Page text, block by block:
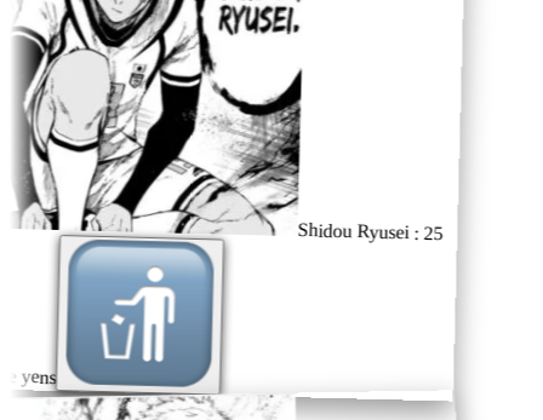
Shidou Ryusei : 25
yens